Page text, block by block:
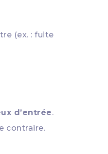
(ex. : fuite
d’entrée.
contraire.